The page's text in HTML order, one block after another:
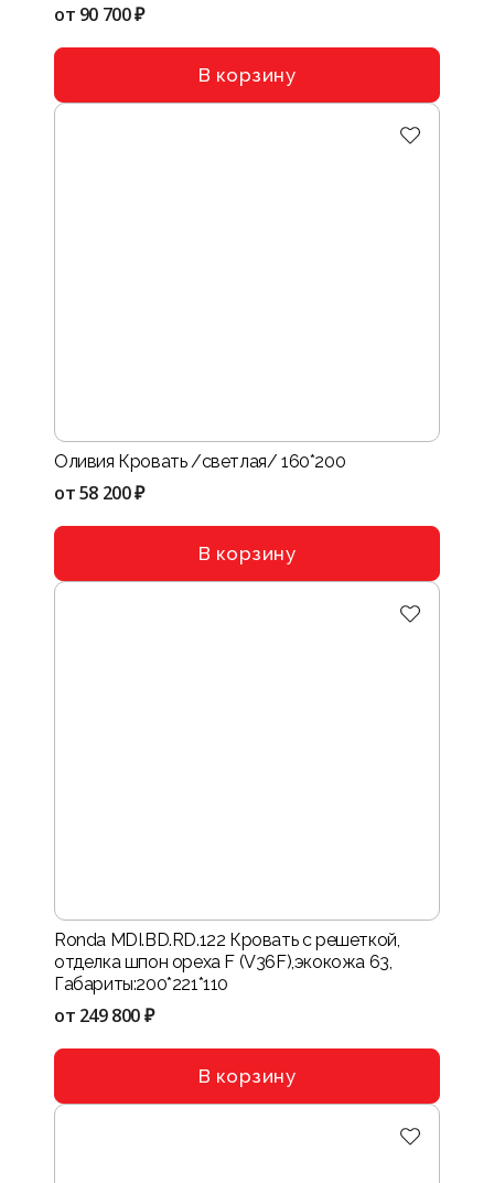
от 90 700 ₽
В корзину
Оливия Кровать /светлая/ 160*200
от58 200 ₽
В корзину
Ronda MDI.BD.RD.122 Кровать с решеткой,
отделка шпон ореха F (V36F),экокожа 63,
Габариты:200*221*110
от 249 800 ₽
В корзину